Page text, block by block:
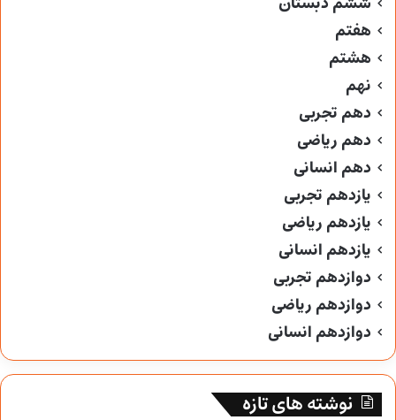
هفتم
هشتم
نهم
دهم تجربی
دهم ریاضی
دهم انسانی
یازدهم تجربی
یازدهم ریاضی
یازدهم انسانی
دوازدهم تجربی
دوازدهم ریاضی
دوازدهم انسانی
نوشته های تازه